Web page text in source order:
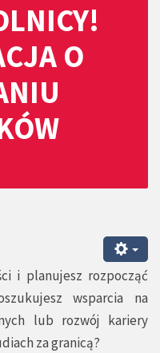
O
i planujesz rozpocząć
wsparcia na
lub rozwój kariery
za granicą?